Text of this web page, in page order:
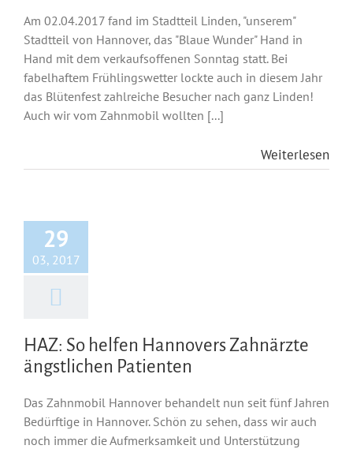
Am 02.04.2017 fand im Stadtteil Linden, "unserem"
Stadtteil von Hannover, das "Blaue Wunder" Hand in
Hand mit dem verkaufsoffenen Sonntag statt. Bei
fabelhaftem Frühlingswetter lockte auch in diesem Jahr
das Blütenfest zahlreiche Besucher nach ganz Linden!
Auch wir vom Zahnmobil wollten [...]
Weiterlesen
29
03, 2017
HAZ: So helfen Hannovers Zahnärzte
ängstlichen Patienten
Das Zahnmobil Hannover behandelt nun seit fünf Jahren
Bedürftige in Hannover. Schön zu sehen, dass wir auch
noch immer die Aufmerksamkeit und Unterstützung